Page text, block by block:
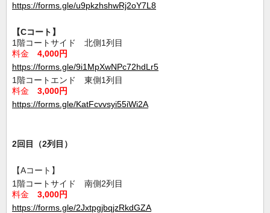
https://forms.gle/u9pkzhshwRj2oY7L8
【Cコート】
1階コートサイド 北側1列目
料金 4,000円
https://forms.gle/9i1MpXwNPc72hdLr5
1階コートエンド 東側1列目
料金 3,000円
https://forms.gle/KatFcvvsyi55iWi2A
2回目（2列目）
【Aコート】
1階コートサイド 南側2列目
料金 3,000円
https://forms.gle/2JxtpgjbqjzRkdGZA